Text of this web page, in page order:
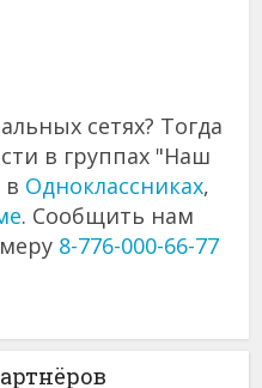
сетях? Тогда
в группах "Наш
в Одноклассниках,
. Сообщить нам
8-776-000-66-77